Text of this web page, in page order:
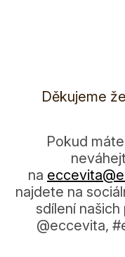
Děkujeme
Pokud
na
najdete na
sdílení
@eccevita,